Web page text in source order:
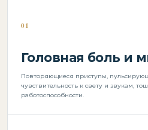
01
Головная боль и
Повторяющиеся приступы,
чувствительность к свету и звукам,
работоспособности.